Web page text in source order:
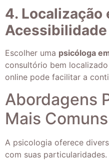
4. Localização
Acessibilidade
Escolher uma psicóloga
consultório bem
online pode facilitar a
Abordagens
Mais Comuns
A psicologia oferece
com suas